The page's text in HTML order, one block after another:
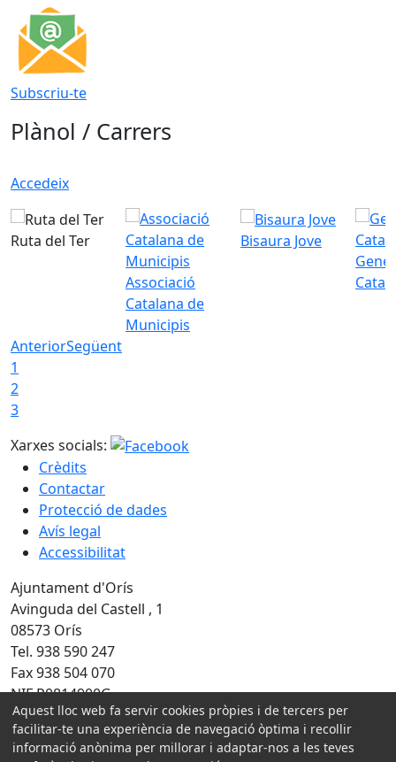
Subscriu-te
Plànol / Carrers
Accedeix
Ruta del Ter
Associació
Catalana de
Municipis
Bisaura Jove
AnteriorSegüent
1
2
3
Xarxes socials:
Crèdits
Contactar
Protecció de dades
Avís legal
Accessibilitat
Ajuntament d'Orís
Avinguda del Castell , 1
08573 Orís
Tel. 938 590 247
Fax 938 504 070
NIF P0814900G
Amb la col·laboració de:
Aquest lloc web fa servir cookies pròpies i de tercers per
facilitar-te una experiència de navegació òptima i recollir
informació anònima per millorar i adaptar-nos a les teves